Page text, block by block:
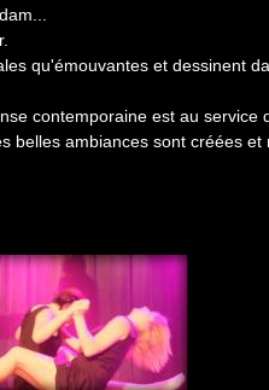
qu'émouvantes et dessinent
contemporaine est au service
belles ambiances sont créées